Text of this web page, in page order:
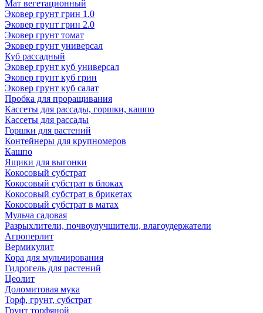
Мат вегетационный
Эковер грунт грин 1.0
Эковер грунт грин 2.0
Эковер грунт томат
Эковер грунт универсал
Куб рассадный
Эковер грунт куб универсал
Эковер грунт куб грин
Эковер грунт куб салат
Пробка для проращивания
Кассеты для рассады, горшки, кашпо
Кассеты для рассады
Горшки для растений
Контейнеры для крупномеров
Кашпо
Ящики для выгонки
Кокосовый субстрат
Кокосовый субстрат в блоках
Кокосовый субстрат в брикетах
Кокосовый субстрат в матах
Мульча садовая
Разрыхлители, почвоулучшители, влагоудержатели
Агроперлит
Вермикулит
Кора для мульчирования
Гидрогель для растений
Цеолит
Доломитовая мука
Торф, грунт, субстрат
Грунт торфяной